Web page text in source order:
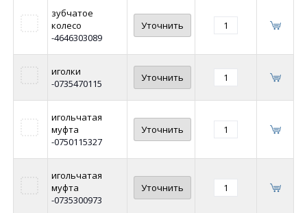
зубчатое
колесо
-4646303089
Уточнить
иголки
-0735470115
Уточнить
игольчатая
муфта
-0750115327
Уточнить
игольчатая
муфта
-0735300973
Уточнить